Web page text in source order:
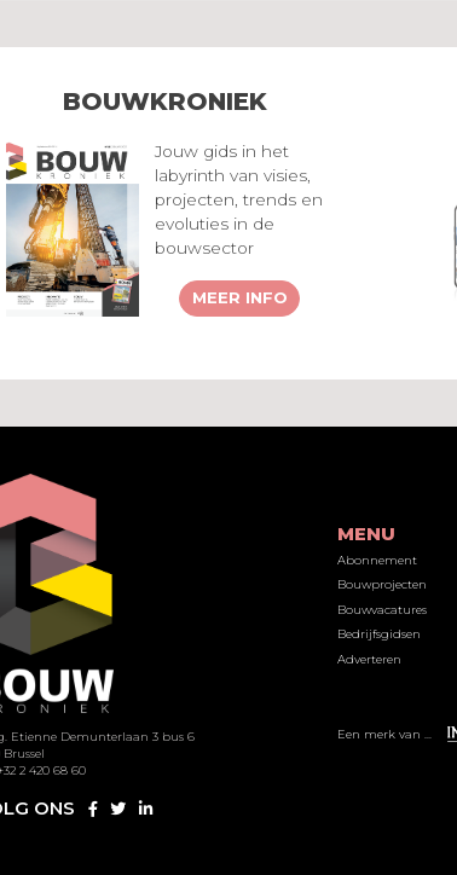
BOUWKRONIEK
Jouw gids in het
labyrinth van visies,
projecten, trends en
evoluties in de
bouwsector
MEER INFO
Etienne Demunterlaan 3 bus 6
Brussel
2 420 68 60
ONS
MENU
Abonnement
Bouwprojecten
Bouwvacatures
Bedrijfsgidsen
Adverteren
Een merk van ...